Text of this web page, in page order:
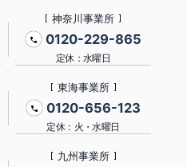
神奈川事業所
0120-229-865
定休：水曜日
東海事業所
0120-656-123
定休：火・水曜日
九州事業所